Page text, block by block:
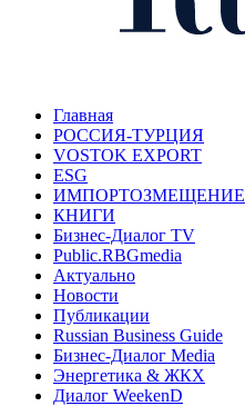
Главная
РОССИЯ-ТУРЦИЯ
VOSTOK EXPORT
ESG
ИМПОРТОЗМЕЩЕНИЕ
КНИГИ
Бизнес-Диалог TV
Public.RBGmedia
Актуально
Новости
Публикации
Russian Business Guide
Бизнес-Диалог Media
Энергетика & ЖКХ
Диалог WeekenD